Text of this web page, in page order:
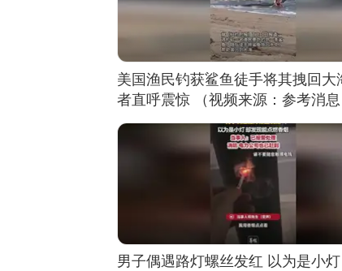
美国渔民钓获鲨鱼徒手将其拽回大
者直呼震惊 （视频来源：参考消息
男子偶遇路灯螺丝发红 以为是小